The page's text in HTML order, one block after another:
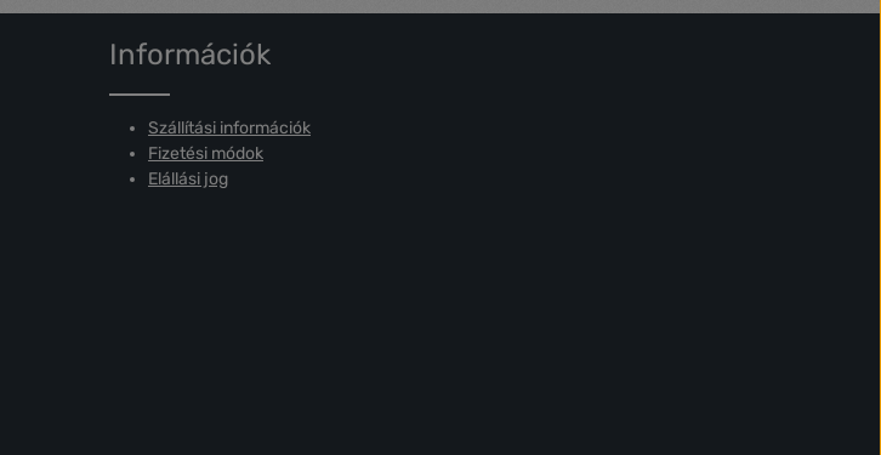
Információk
Szállítási információk
Fizetési módok
Elállási jog